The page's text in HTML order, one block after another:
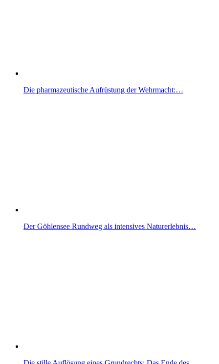
Die pharmazeutische Aufrüstung der Wehrmacht:…
Der Göhlensee Rundweg als intensives Naturerlebnis…